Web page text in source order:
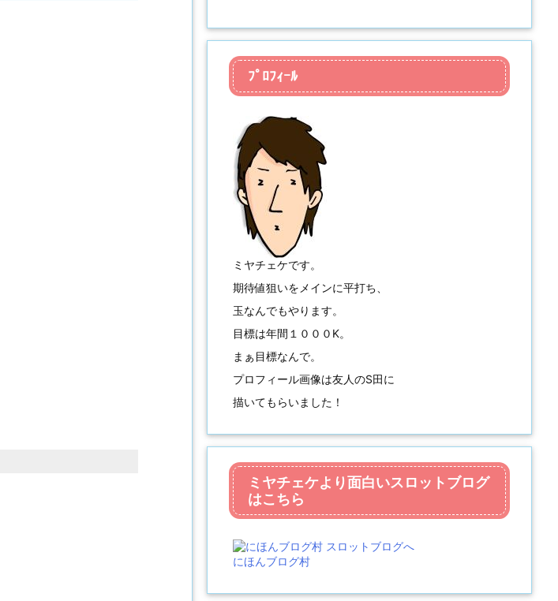
ﾌﾟﾛﾌｨｰﾙ
ミヤチェケです。
期待値狙いをメインに平打ち、
玉なんでもやります。
目標は年間１０００K。
まぁ目標なんで。
プロフィール画像は友人のS田に
描いてもらいました！
ミヤチェケより面白いスロットブログ
はこちら
にほんブログ村